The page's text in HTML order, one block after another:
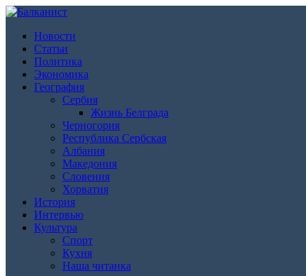
Новости
Статьи
Политика
Экономика
География
Сербия
Жизнь Белграда
Черногория
Республика Сербская
Албания
Македония
Словения
Хорватия
История
Интервью
Культура
Спорт
Кухня
Наша читанка